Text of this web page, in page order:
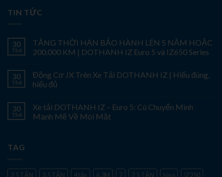
TIN TỨC
30
Th4
TĂNG THỜI HẠN BẢO HÀNH LÊN 5 NĂM HOẶC
200.000 KM | DOTHANH IZ Euro 5 và IZ650 Series
30
Th4
Động Cơ JX Trên Xe Tải DOTHANH IZ | Hiểu đúng,
hiểu đủ
30
Th4
Xe tải DOTHANH IZ – Euro 5: Cú Chuyển Mình
Mạnh Mẽ Về Mọi Mặt
TAG
2.5 TẤN 3.5 TẤN 4 tấn 6.3M 7 7.5 TẤN hino
IZ250